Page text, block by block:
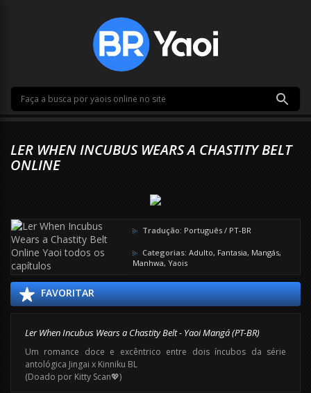
LER WHEN INCUBUS WEARS A CHASTITY BELT
ONLINE
Tradução: Português / PT-BR
Categorias: Adulto, Fantasia, Mangás,
Manhwa, Yaois
FAVORITAR
Ler When Incubus Wears a Chastity Belt - Yaoi Mangá (PT-BR)
Um romance doce e excêntrico entre dois íncubos da série
antológica Jingai x Kinniku BL
(Doado por Kitty Scan💖)